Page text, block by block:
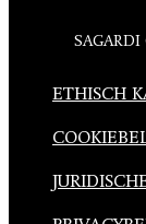
ETHISCH